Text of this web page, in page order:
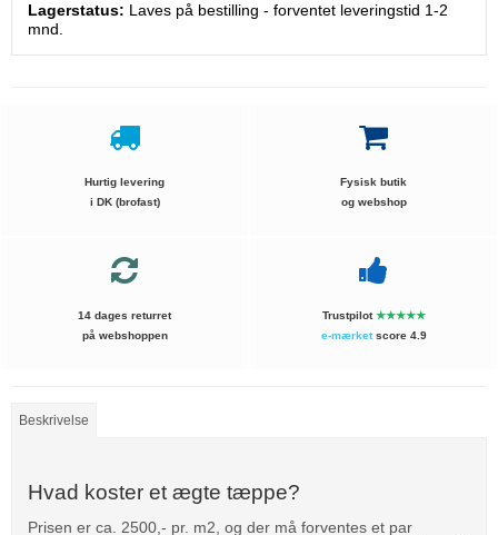
Lagerstatus: Laves på bestilling - forventet leveringstid 1-2
mnd.
Hurtig levering
i DK (brofast)
Fysisk butik
og webshop
14 dages returret
på webshoppen
Trustpilot★★★★★
e-mærketscore 4.9
Beskrivelse
Hvad koster et ægte tæppe?
Prisen er ca. 2500,- pr. m2, og der må forventes et par